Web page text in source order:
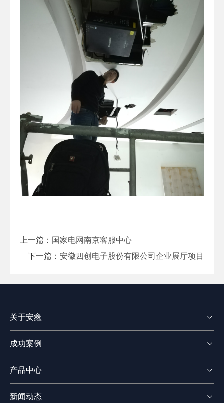
上一篇： 国家电网南京客服中心
下一篇： 安徽四创电子股份有限公司企业展厅项目
关于安鑫 
成功案例 
产品中心 
新闻动态 